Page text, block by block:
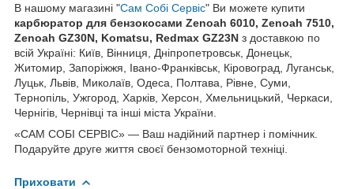
В нашому магазині "Сам Собі Сервіс" Ви можете купити
карбюратор для бензокосами Zenoah 6010, Zenoah 7510,
Zenoah GZ30N, Komatsu, Redmax GZ23N з доставкою по
всій Україні: Київ, Вінниця, Дніпропетровськ, Донецьк,
Житомир, Запоріжжя, Івано-Франківськ, Кіровоград, Луганськ,
Луцьк, Львів, Миколаїв, Одеса, Полтава, Рівне, Суми,
Тернопіль, Ужгород, Харків, Херсон, Хмельницький, Черкаси,
Чернігів, Чернівці та інші міста України.
«САМ СОБІ СЕРВІС» — Ваш надійний партнер і помічник.
Подаруйте друге життя своєї бензомоторной техніці.
Приховати